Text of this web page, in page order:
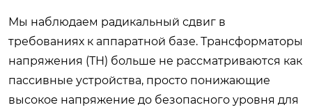
Мы наблюдаем радикальный сдвиг в
требованиях к аппаратной базе. Трансформаторы
напряжения (ТН) больше не рассматриваются как
пассивные устройства, просто понижающие
высокое напряжение до безопасного уровня для